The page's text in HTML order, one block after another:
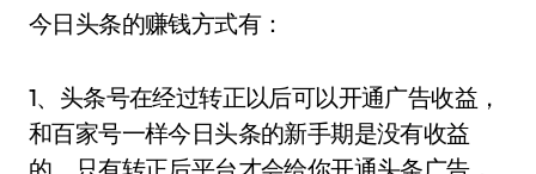
今日头条的赚钱方式有：
1、头条号在经过转正以后可以开通广告收益，
和百家号一样今日头条的新手期是没有收益